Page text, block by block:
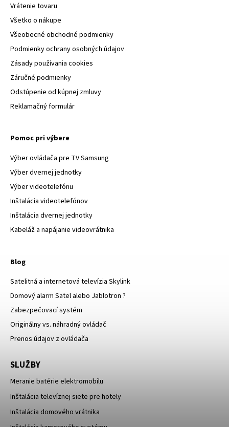
Vrátenie tovaru
Všetko o nákupe
Všeobecné obchodné podmienky
Podmienky ochrany osobných údajov
Zásady používania cookies
Záručné podmienky
Odstúpenie od kúpnej zmluvy
Reklamačný formulár
Pomoc pri výbere
Výber ovládača pre TV Samsung
Výber dvernej jednotky
Výber videotelefónu
Inštalácia videotelefónov
Inštalácia dvernej jednotky
Kabeláž a napájanie videovrátnika
Blog
Satelitná a internetová televízia Skylink
Domový alarm Satel alebo Jablotron ?
Zabezpečovací systém
Originálny vs. náhradný ovládač
Prenos údajov z ovládača
SLUŽBY
Meranie batérie elektromobilu
Inštalácia televíznej siete pre hotely
Inštalácia domového vrátnika